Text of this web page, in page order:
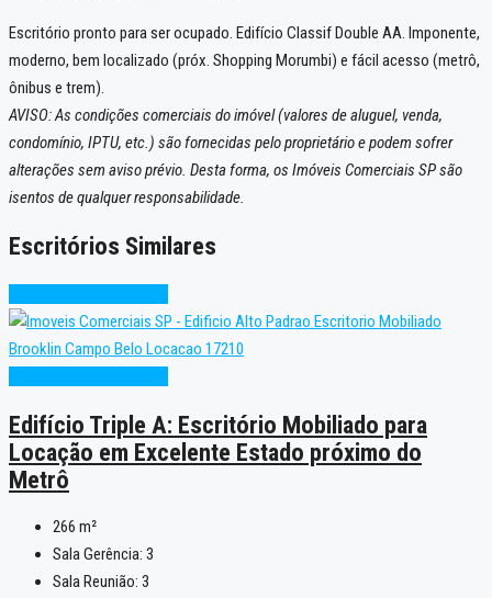
Escritório pronto para ser ocupado. Edifício Classif Double AA. Imponente,
moderno, bem localizado (próx. Shopping Morumbi) e fácil acesso (metrô,
ônibus e trem).
AVISO: As condições comerciais do imóvel (valores de aluguel, venda,
condomínio, IPTU, etc.) são fornecidas pelo proprietário e podem sofrer
alterações sem aviso prévio. Desta forma, os Imóveis Comerciais SP são
isentos de qualquer responsabilidade.
Escritórios Similares
Edifício Triple A: Escritório Mobiliado para
Locação em Excelente Estado próximo do
Metrô
266 m²
Sala Gerência: 3
Sala Reunião: 3